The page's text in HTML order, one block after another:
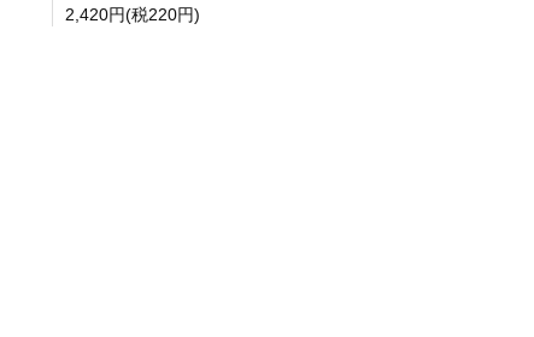
2,420円(税220円)